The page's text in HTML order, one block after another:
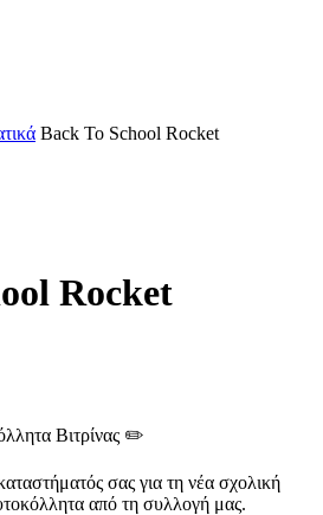
Back To School Rocket
Rocket
Βιτρίνας ✏️
σας για τη νέα σχολική
από τη συλλογή μας.